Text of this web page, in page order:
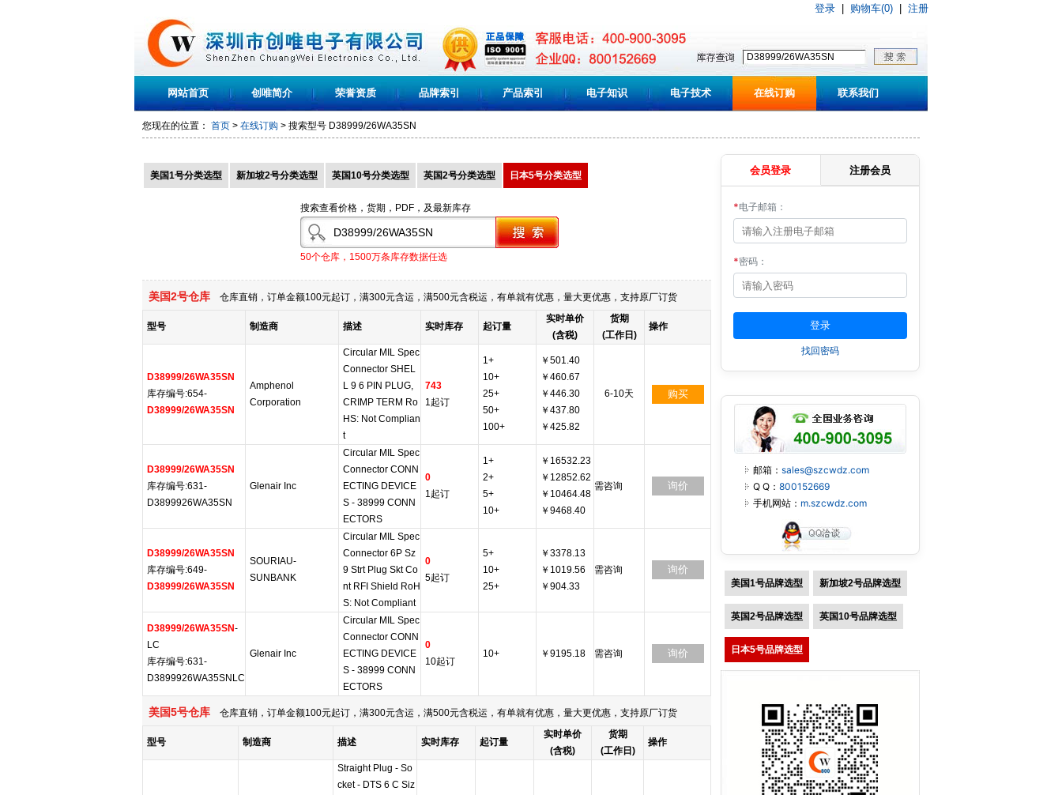
登录 购物车(0) 注册
网站首页 创唯简介 荣誉资质 品牌索引 产品索引 电子知识 电子技术 在线订购 联系我们
您现在的位置： 首页 > 在线订购 > 搜索型号 D38999/26WA35SN
美国1号分类选型 新加坡2号分类选型 英国10号分类选型 英国2号分类选型 日本5号分类选型
搜索查看价格，货期，PDF，及最新库存
50个仓库，1500万条库存数据任选
美国2号仓库 仓库直销，订单金额100元起订，满300元含运，满500元含税运，有单就有优惠，量大更优惠，支持原厂订货
型号 制造商 描述 实时库存 起订量
实时单价
(含税)
货期
(工作日)
操作
D38999/26WA35SN
库存编号:654-
D38999/26WA35SN
Amphenol
Corporation
Circular MIL Spec
Connector SHEL
L 9 6 PIN PLUG,
CRIMP TERM Ro
HS: Not Complian
t
743
1起订
1+
10+
25+
50+
100+
￥501.40
￥460.67
￥446.30
￥437.80
￥425.82
6-10天 购买
D38999/26WA35SN
库存编号:631-
D3899926WA35SN
Glenair Inc
Circular MIL Spec
Connector CONN
ECTING DEVICE
S - 38999 CONN
ECTORS
0
1起订
1+
2+
5+
10+
￥16532.23
￥12852.62
￥10464.48
￥9468.40
需咨询 询价
D38999/26WA35SN
库存编号:649-
D38999/26WA35SN
SOURIAU-
SUNBANK
Circular MIL Spec
Connector 6P Sz
9 Strt Plug Skt Co
nt RFI Shield RoH
S: Not Compliant
0
5起订
5+
10+
25+
￥3378.13
￥1019.56
￥904.33
需咨询 询价
D38999/26WA35SN-
LC
库存编号:631-
D3899926WA35SNLC
Glenair Inc
Circular MIL Spec
Connector CONN
ECTING DEVICE
S - 38999 CONN
ECTORS
0
10起订
10+ ￥9195.18 需咨询 询价
美国5号仓库 仓库直销，订单金额100元起订，满300元含运，满500元含税运，有单就有优惠，量大更优惠，支持原厂订货
型号 制造商 描述 实时库存 起订量
实时单价
(含税)
货期
(工作日)
操作
Straight Plug - So
cket - DTS 6 C Siz
会员登录 注册会员
*电子邮箱：
*密码：
找回密码
邮箱： sales@szcwdz.com
Q Q： 800152669
手机网站： m.szcwdz.com
美国1号品牌选型 新加坡2号品牌选型
英国2号品牌选型 英国10号品牌选型
日本5号品牌选型